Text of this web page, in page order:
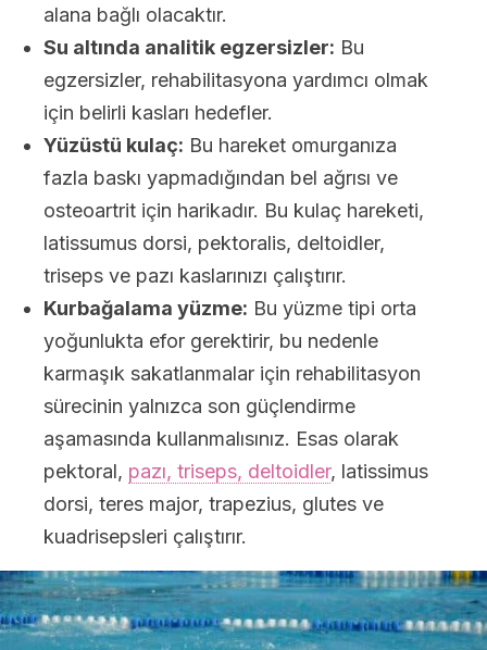
alana bağlı olacaktır.
Su altında analitik egzersizler: Bu
egzersizler, rehabilitasyona yardımcı olmak
için belirli kasları hedefler.
Yüzüstü kulaç: Bu hareket omurganıza
fazla baskı yapmadığından bel ağrısı ve
osteoartrit için harikadır. Bu kulaç hareketi,
latissumus dorsi, pektoralis, deltoidler,
triseps ve pazı kaslarınızı çalıştırır.
Kurbağalama yüzme: Bu yüzme tipi orta
yoğunlukta efor gerektirir, bu nedenle
karmaşık sakatlanmalar için rehabilitasyon
sürecinin yalnızca son güçlendirme
aşamasında kullanmalısınız. Esas olarak
pektoral, pazı, triseps, deltoidler, latissimus
dorsi, teres major, trapezius, glutes ve
kuadrisepsleri çalıştırır.